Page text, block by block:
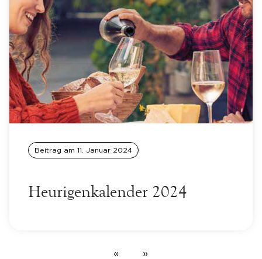
Beitrag am11. Januar 2024
Heurigenkalender 2024
« »